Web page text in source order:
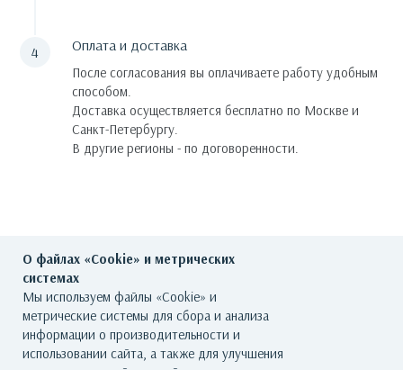
Оплата и доставка
После согласования вы оплачиваете работу удобным
способом.
Доставка осуществляется бесплатно по Москве и
Санкт-Петербургу.
В другие регионы - по договоренности.
ГЛАВНАЯ О ГАЛЕРЕЕ ХУДОЖНИКИ
КАТАЛОГ РАБОТ СОБЫТИЯ КОНТАКТЫ
О файлах «Cookie» и метрических
системах
Мы используем файлы «Cookie» и
метрические системы для сбора и анализа
информации о производительности и
использовании сайта, а также для улучшения